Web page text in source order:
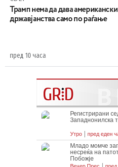
Трамп нема да дава американски
државјанства само по раѓање
пред 10 часа